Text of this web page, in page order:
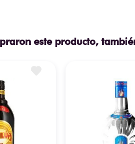
este producto,